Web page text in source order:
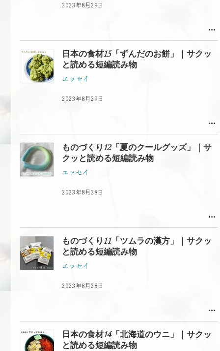
2023年8月29日
日本の食材15「ずんだのお餅」｜サクッ
と読める短編読み物
エッセイ
2023年8月29日
ものづくり12「夏のクールグッズ」｜サ
クッと読める短編読み物
エッセイ
2023年8月28日
ものづくり11「ツムラの漢方」｜サクッ
と読める短編読み物
エッセイ
2023年8月28日
日本の食材14「北海道のウニ」｜サクッ
と読める短編読み物